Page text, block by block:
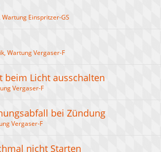
Wartung Einspritzer-GS
Wartung Vergaser-F
beim Licht ausschalten
Vergaser-F
bei Zündung
Vergaser-F
nicht Starten